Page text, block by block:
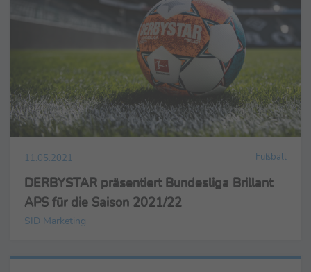
11.05.2021 Fußball
DERBYSTAR präsentiert Bundesliga Brillant
APS für die Saison 2021/22
SID Marketing